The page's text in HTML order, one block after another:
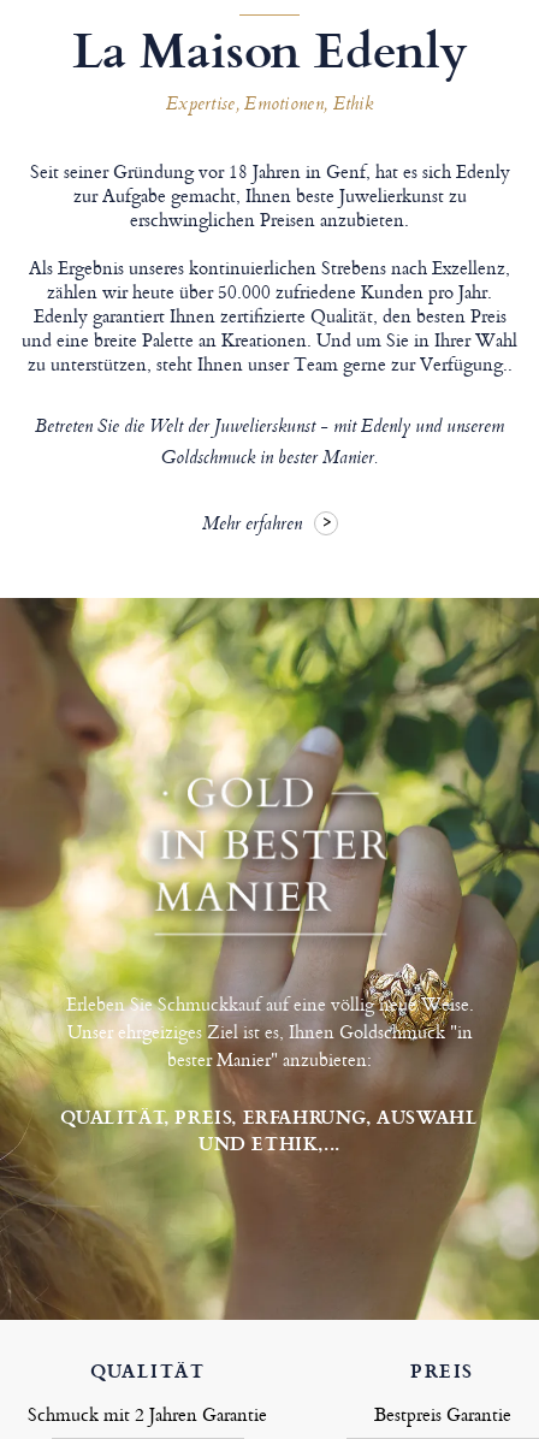
La Maison Edenly
Expertise, Emotionen, Ethik
Seit seiner Gründung vor 18 Jahren in Genf, hat es sich Edenly
zur Aufgabe gemacht, Ihnen beste Juwelierkunst zu
erschwinglichen Preisen anzubieten.
Als Ergebnis unseres kontinuierlichen Strebens nach Exzellenz,
zählen wir heute über 50.000 zufriedene Kunden pro Jahr.
Edenly garantiert Ihnen zertifizierte Qualität, den besten Preis
und eine breite Palette an Kreationen. Und um Sie in Ihrer Wahl
zu unterstützen, steht Ihnen unser Team gerne zur Verfügung..
Betreten Sie die Welt der Juwelierskunst - mit Edenly und unserem
Goldschmuck in bester Manier.
Mehr erfahren
Erleben Sie Schmuckkauf auf eine völlig neue Weise.
Unser ehrgeiziges Ziel ist es, Ihnen Goldschmuck "in
bester Manier" anzubieten:
QUALITÄT, PREIS, ERFAHRUNG, AUSWAHL
UND ETHIK,...
QUALITÄT
Schmuck mit 2 Jahren Garantie
PREIS
Bestpreis Garantie